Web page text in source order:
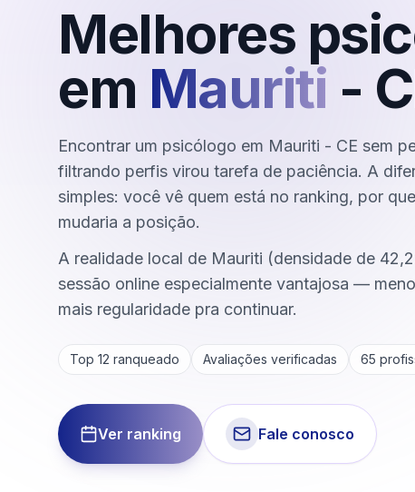
Melhores
em Mauriti -
Encontrar um psicólogo em Mauriti - CE sem
filtrando perfis virou tarefa de paciência. A
simples: você vê quem está no ranking, por
mudaria a posição.
A realidade local de Mauriti (densidade de
sessão online especialmente vantajosa —
mais regularidade pra continuar.
Top 12 ranqueado Avaliações verificadas 65
Ver ranking Fale conosco